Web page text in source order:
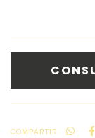
COMPARTIR